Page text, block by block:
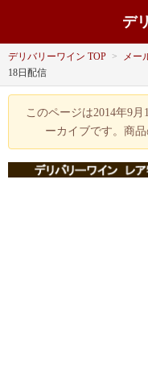
デ
デリバリーワイン TOP > メー
18日配信
このページは2014年9
ーカイブです。商